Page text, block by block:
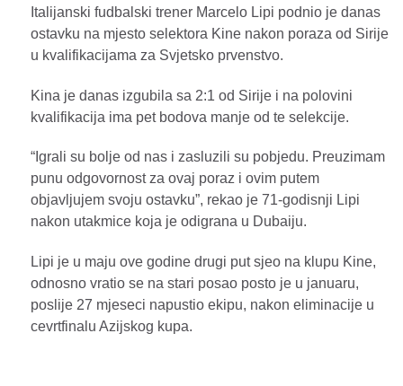
Italijanski fudbalski trener Marcelo Lipi podnio je danas
ostavku na mjesto selektora Kine nakon poraza od Sirije
u kvalifikacijama za Svjetsko prvenstvo.
Kina je danas izgubila sa 2:1 od Sirije i na polovini
kvalifikacija ima pet bodova manje od te selekcije.
“Igrali su bolje od nas i zasluzili su pobjedu. Preuzimam
punu odgovornost za ovaj poraz i ovim putem
objavljujem svoju ostavku”, rekao je 71-godisnji Lipi
nakon utakmice koja je odigrana u Dubaiju.
Lipi je u maju ove godine drugi put sjeo na klupu Kine,
odnosno vratio se na stari posao posto je u januaru,
poslije 27 mjeseci napustio ekipu, nakon eliminacije u
cevrtfinalu Azijskog kupa.